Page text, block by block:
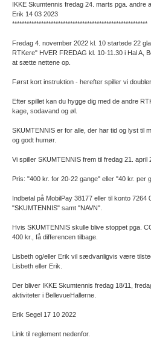
IKKE Skumtennis fredag 24. marts pga. andre
Erik 14 03 2023
********************************************************
Fredag 4. november 2022 kl. 10 startede 22
RTKere" HVER FREDAG kl. 10-11.30 i Hal A,
at sætte nettene op.
Først kort instruktion - herefter spiller vi
Efter spillet kan du hygge dig med de andre
kage, sodavand og øl.
SKUMTENNIS er for alle, der har tid og lyst til
og godt humør.
Vi spiller SKUMTENNIS frem til fredag 21. april
Pris: "400 kr. for 20-22 gange" eller "40 kr. per
Indbetal på MobilPay 38177 eller til konto
"SKUMTENNIS" samt "NAVN".
Hvis SKUMTENNIS skulle blive stoppet pga.
400 kr., få differencen tilbage.
Lisbeth og/eller Erik vil sædvanligvis være
Lisbeth eller Erik.
Der bliver IKKE Skumtennis fredag 18/11,
aktiviteter i BellevueHallerne.
Erik Segel 17 10 2022
Link til reglement nedenfor.